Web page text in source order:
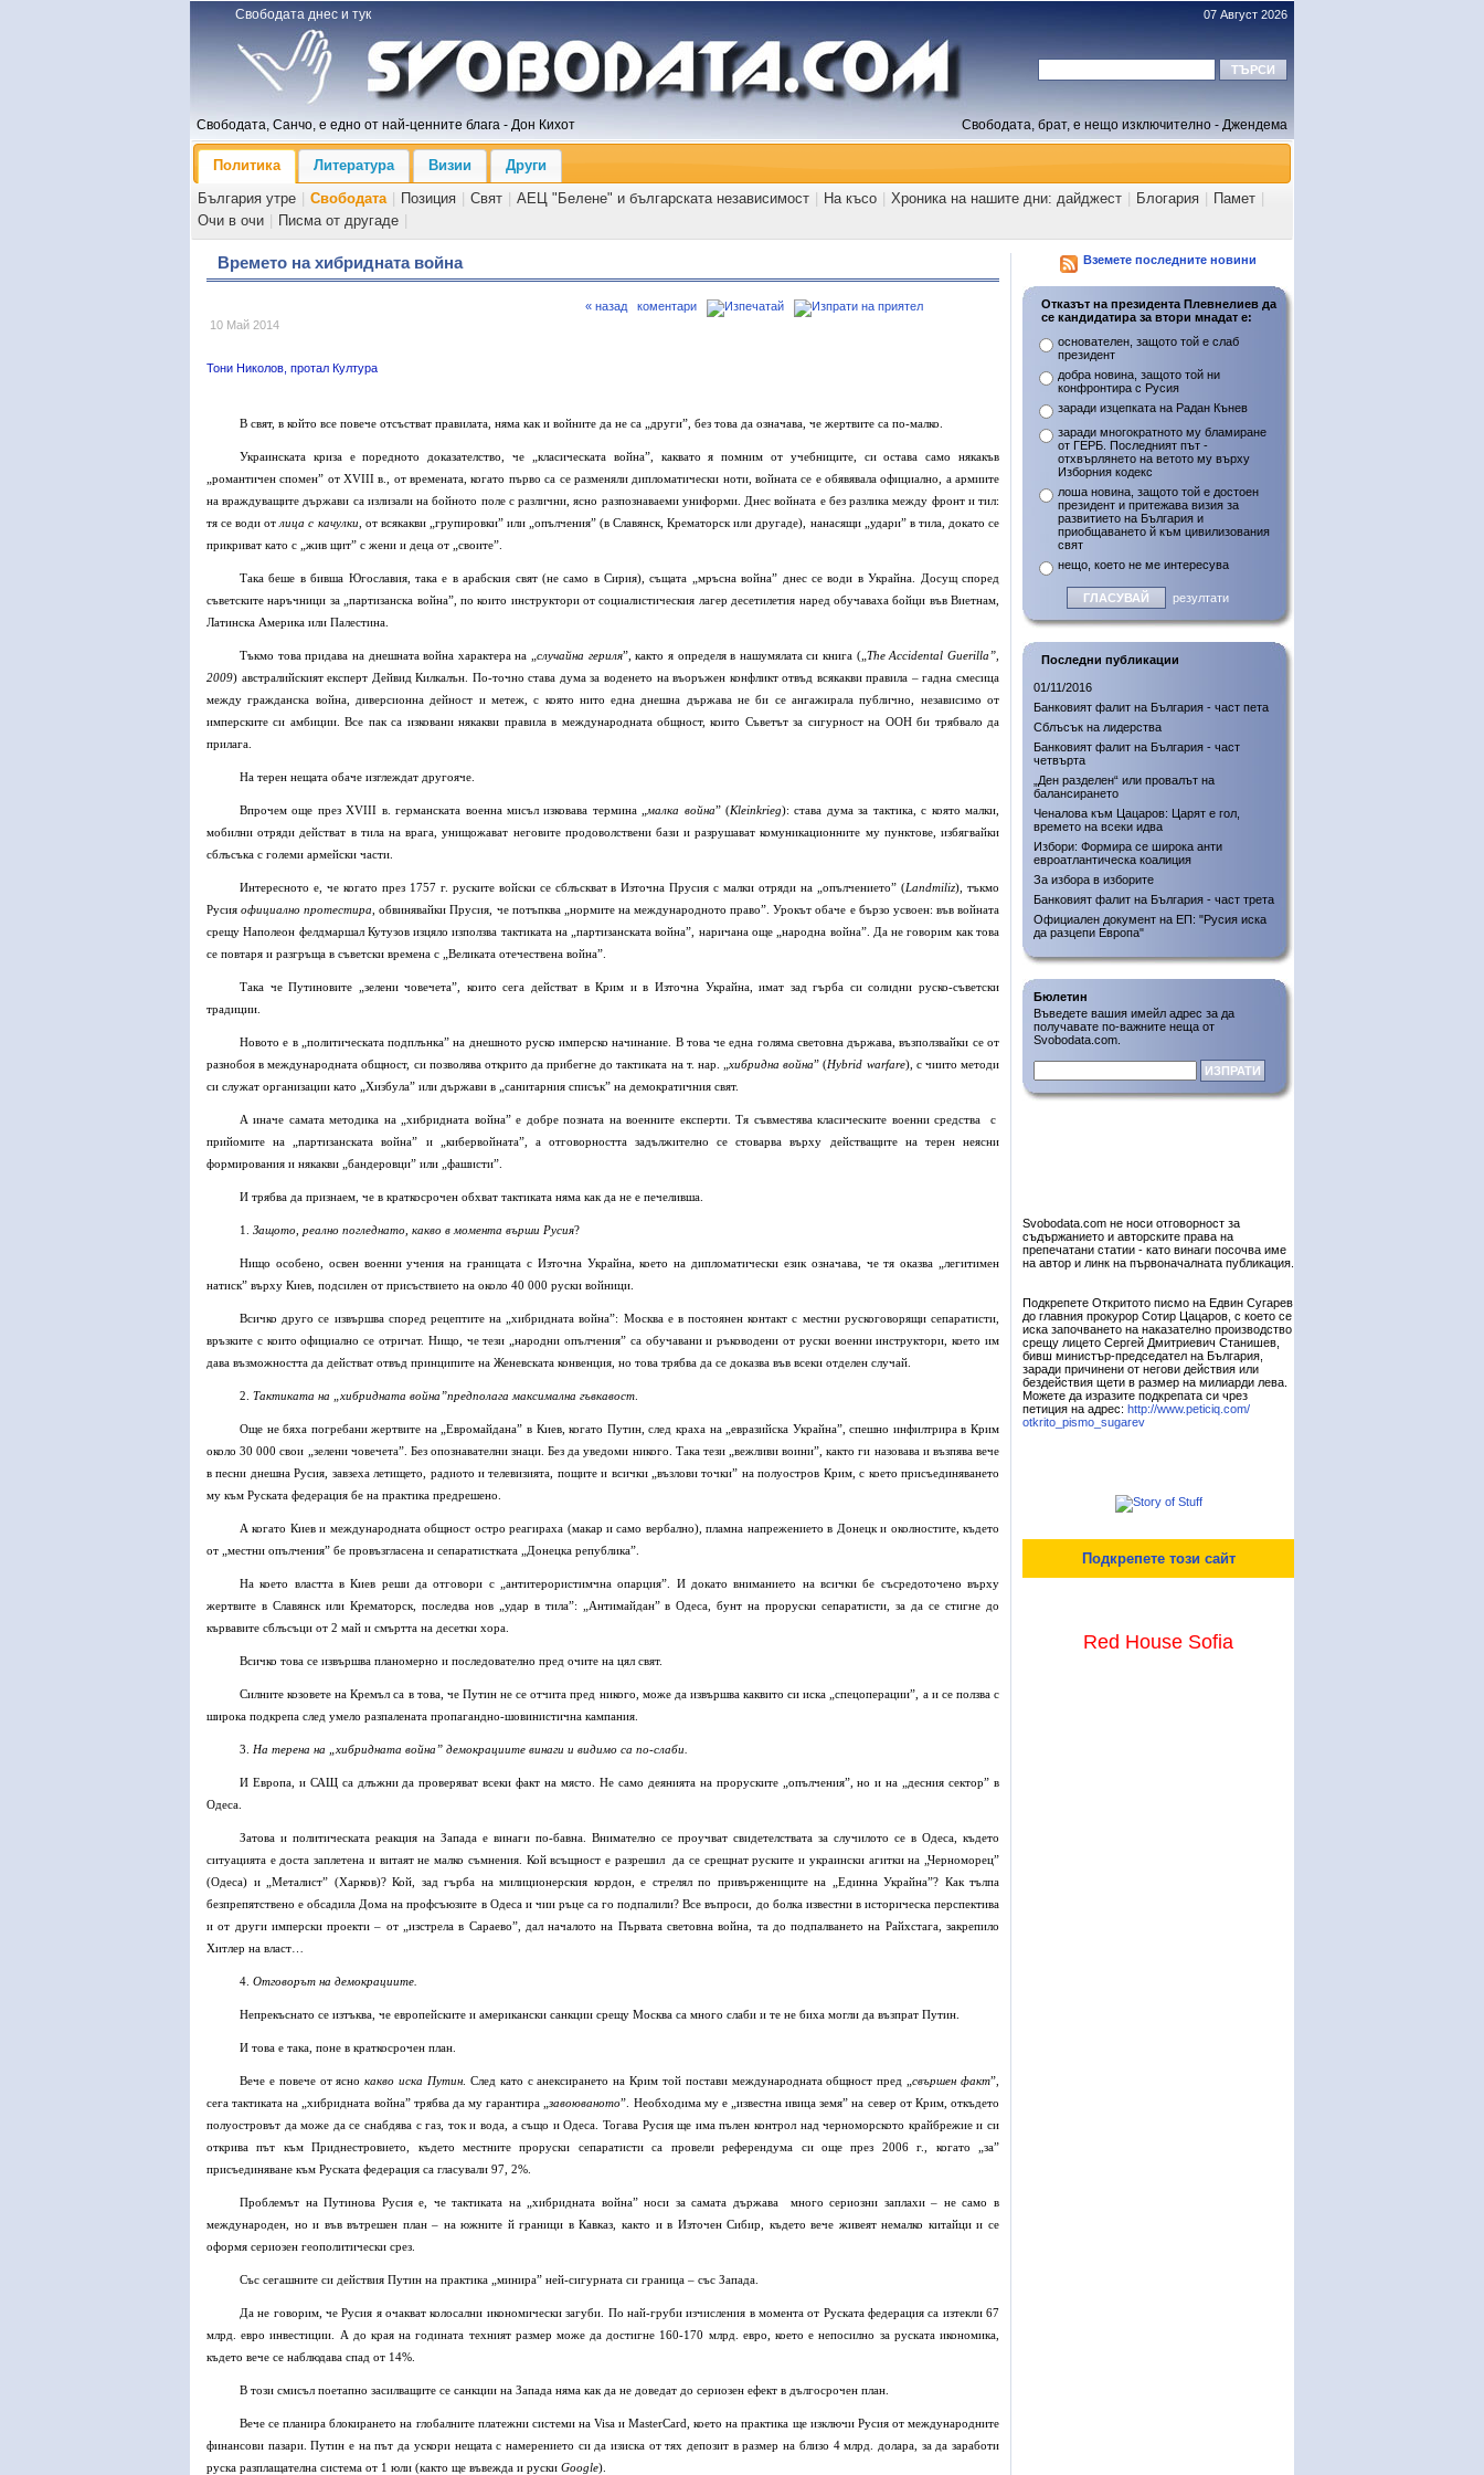
Свободата днес и тук 07 Август 2026
Свободата, Санчо, е едно от най-ценните блага - Дон Кихот Свободата, брат, е нещо изключително - Джендема
Политика Литература Визии
Други
България утре
Свободата Позиция Свят АЕЦ "Белене" и българската независимост На късо Хроника на нашите дни: дайджест Блогария Памет
Очи в очи
Писма от другаде
Времето на хибридната война
10 Май 2014
« назад коментари
Тони Николов, протал Култура
В свят, в който все повече отсъстват правилата, няма как и войните да не са „други”, без това да означава, че жертвите са по-малко.
Украинската криза е поредното доказателство, че „класическата война”, каквато я помним от учебниците, си остава само някакъв
„романтичен спомен” от XVIII в., от времената, когато първо са се разменяли дипломатически ноти, войната се е обявявала официално, а армиите
на враждуващите държави са излизали на бойното поле с различни, ясно разпознаваеми униформи. Днес войната е без разлика между фронт и тил:
тя се води отлица с качулки , от всякакви „групировки” или „опълчения” (в Славянск, Крематорск или другаде), нанасящи „удари” в тила, докато се
прикриват като с „жив щит” с жени и деца от „своите”.
Така беше в бивша Югославия, така е в арабския свят (не само в Сирия), същата „мръсна война” днес се води в Украйна. Досущ според
съветските наръчници за „партизанска война”, по които инструктори от социалистическия лагер десетилетия наред обучаваха бойци във Виетнам,
Латинска Америка или Палестина.
Тъкмо това придава на днешната война характера на „случайна гериля”, както я определя в нашумялата си книга („ TheAccidentalGuerilla”,
2009) австралийският експерт Дейвид Килкалън. По-точно става дума за воденето на въоръжен конфликт отвъд всякакви правила – гадна смесица
между гражданска война, диверсионна дейност и метеж, с която нито една днешна държава не би се ангажирала публично, независимо от
имперските си амбиции. Все пак са изковани някакви правила в международната общност, които Съветът за сигурност на ООН би трябвало да
прилага.
На терен нещата обаче изглеждат другояче.
Впрочем още през XVIII в. германската военна мисъл изковава термина „ малка война” (Kleinkrieg): става дума за тактика, с която малки,
мобилни отряди действат в тила на врага, унищожават неговите продоволствени бази и разрушават комуникационните му пунктове, избягвайки
сблъсъка с големи армейски части.
Интересното е, че когато през 1757 г. руските войски се сблъскват в Източна Прусия с малки отряди на „опълчението” (Landmiliz), тъкмо
Русияофициално протестира , обвинявайки Прусия, че потъпква „нормите на международното право”. Урокът обаче е бързо усвоен: във войната
срещу Наполеон фелдмаршал Кутузов изцяло използва тактиката на „партизанската война”, наричана още „народна война”. Да не говорим как това
се повтаря и разгръща в съветски времена с „Великата отечествена война”.
Така че Путиновите „зелени човечета”, които сега действат в Крим и в Източна Украйна, имат зад гърба си солидни руско-съветски
традиции.
Новото е в „политическата подплънка” на днешното руско имперско начинание. В това че една голяма световна държава, възползвайки се от
разнобоя в международната общност, си позволява открито да прибегне до тактиката на т. нар. „хибридна война” (Hybrid warfare), с чиито методи
си служат организации като „Хизбула” или държави в „санитарния списък” на демократичния свят.
А иначе самата методика на „хибридната война” е добре позната на военните експерти. Тя съвместява класическите военни средства с
прийомите на „партизанската война” и „кибервойната”, а отговорността задължително се стоварва върху действащите на терен неясни
формирования и някакви „бандеровци” или „фашисти”.
И трябва да признаем, че в краткосрочен обхват тактиката няма как да не е печеливша.
1. Защото реално погледнато, какво в момента върши Русия?
Нищо особено, освен военни учения на границата с Източна Украйна, което на дипломатически език означава, че тя оказва „легитимен
натиск” върху Киев, подсилен от присъствието на около 40 000 руски войници.
Всичко друго се извършва според рецептите на „хибридната война”: Москва е в постоянен контакт с местни рускоговорящи сепаратисти,
връзките с които официално се отричат. Нищо, че тези „народни опълчения” са обучавани и ръководени от руски военни инструктори, което им
дава възможността да действат отвъд принципите на Женевската конвенция, но това трябва да се доказва във всеки отделен случай.
2. Тактиката на „хибридната война”предполага максимална гъвкавост
Още не бяха погребани жертвите на „Евромайдана” в Киев, когато Путин, след краха на „евразийска Украйна”, спешно инфилтрира в Крим
около 30 000 свои „зелени човечета”. Без опознавателни знаци. Без да уведоми никого. Така тези „вежливи воини”, както ги назовава и възпява вече
в песни днешна Русия, завзеха летището, радиото и телевизията, пощите и всички „възлови точки” на полуостров Крим, с което присъединяването
му към Руската федерация бе на практика предрешено.
А когато Киев и международната общност остро реагираха (макар и само вербално), пламна напрежението в Донецк и околностите, където
от „местни опълчения” бе провъзгласена и сепаратистката „Донецка република”.
На което властта в Киев реши да отговори с „антитерористимчна опарция”. И докато вниманието на всички бе съсредоточено върху
жертвите в Славянск или Крематорск, последва нов „удар в тила”: „Антимайдан” в Одеса, бунт на проруски сепаратисти, за да се стигне до
кървавите сблъсъци от 2 май и смъртта на десетки хора.
Всичко това се извършва планомерно и последователно пред очите на цял свят.
Силните козовете на Кремъл са в това, че Путин не се отчита пред никого, може да извършва каквито си иска „спецоперации”, а и се ползва с
широка подкрепа след умело разпалената пропагандно-шовинистична кампания.
3. На терена на „хибридната война” демокрациите винаги и видимо са по-слаби.
И Европа, и САЩ са длъжни да проверяват всеки факт на място. Не само деянията на проруските „опълчения”, но и на „десния сектор” в
Одеса.
Затова и политическата реакция на Запада е винаги по-бавна. Внимателно се проучват свидетелствата за случилото се в Одеса, където
ситуацията е доста заплетена и витаят не малко съмнения. Кой всъщност е разрешил да се срещнат руските и украински агитки на „Черноморец”
(Одеса) и „Металист” (Харков)? Кой, зад гърба на милиционерския кордон, е стрелял по привържениците на „Единна Украйна”? Как тълпа
безпрепятствено е обсадила Дома на профсъюзите в Одеса и чии ръце са го подпалили? Все въпроси, до болка известни в историческа перспектива
и от други имперски проекти – от „изстрела в Сараево”, дал началото на Първата световна война, та до подпалването на Райхстага, закрепило
Хитлер на власт…
4. Отговорът на демокрациите.
Непрекъснато се изтъква, че европейските и американски санкции срещу Москва са много слаби и те не биха могли да възпрат Путин.
И това е така, поне в краткосрочен план.
Вече е повече от яснокакво иска Путин. След като с анексирането на Крим той постави международната общност пред „свършен факт”,
сега тактиката на „хибридната война” трябва да му гарантира „завоюваното”. Необходима му е „известна ивица земя” на север от Крим, откъдето
полуостровът да може да се снабдява с газ, ток и вода, а също и Одеса. Тогава Русия ще има пълен контрол над черноморското крайбрежие и си
открива път към Приднестровието, където местните проруски сепаратисти са провели референдума си още през 2006 г., когато „за”
присъединяване към Руската федерация са гласували 97, 2%.
Проблемът на Путинова Русия е, че тактиката на „хибридната война” носи за самата държава много сериозни заплахи – не само в
международен, но и във вътрешен план – на южните й граници в Кавказ, както и в Източен Сибир, където вече живеят немалко китайци и се
оформя сериозен геополитически срез.
Със сегашните си действия Путин на практика „минира” ней-сигурната си граница – със Запада.
Да не говорим, че Русия я очакват колосални икономически загуби. По най-груби изчисления в момента от Руската федерация са изтекли 67
млрд. евро инвестиции. А до края на годината техният размер може да достигне 160-170 млрд. евро, което е непосилно за руската икономика,
където вече се наблюдава спад от 14%.
В този смисъл поетапно засилващите се санкции на Запада няма как да не доведат до сериозен ефект в дългосрочен план.
Вече се планира блокирането на глобалните платежни системи на Visa и MasterCard, което на практика ще изключи Русия от международните
финансови пазари. Путин e на път да ускори нещата с намерението си да изиска от тях депозит в размер на близо 4 млрд. долара, за да заработи
руска разплащателна система от 1 юли (както ще въвежда и руски Google).
Вземете последните новини
Отказът на президента Плевнелиев да
се кандидатира за втори мнадат е:
основателен, защото той е слаб
президент
добра новина, защото той ни
конфронтира с Русия
заради изцепката на Радан Кънев
заради многократното му бламиране
от ГЕРБ. Последният път -
отхвърлянето на ветото му върху
Изборния кодекс
лоша новина, защото той е достоен
президент и притежава визия за
развитието на България и
приобщаването й към цивилизования
свят
нещо, което не ме интересува
резултати
Последни публикации
01/11/2016
Банковият фалит на България - част пета
Сблъсък на лидерства
Банковият фалит на България - част
четвърта
„Ден разделен“ или провалът на
балансирането
Ченалова към Цацаров: Царят е гол,
времето на всеки идва
Избори: Формира се широка анти
евроатлантическа коалиция
За избора в изборите
Банковият фалит на България - част трета
Официален документ на ЕП: "Русия иска
да разцепи Европа"
Бюлетин
Въведете вашия имейл адрес за да
получавате по-важните неща от
Svobodata.com.
Svobodata.com не носи отговорност за
съдържанието и авторските права на
препечатани статии - като винаги посочва име
на автор и линк на първоначалната публикация.
Подкрепете Откритото писмо на Едвин Сугарев
до главния прокурор Сотир Цацаров, с което се
иска започването на наказателно производство
срещу лицето Сергей Дмитриевич Станишев,
бивш министър-председател на България,
заради причинени от негови действия или
бездействия щети в размер на милиарди лева.
Можете да изразите подкрепата си чрез
петиция на адрес: http://www.peticiq.com/
otkrito_pismo_sugarev
Подкрепете този сайт
Red House Sofia